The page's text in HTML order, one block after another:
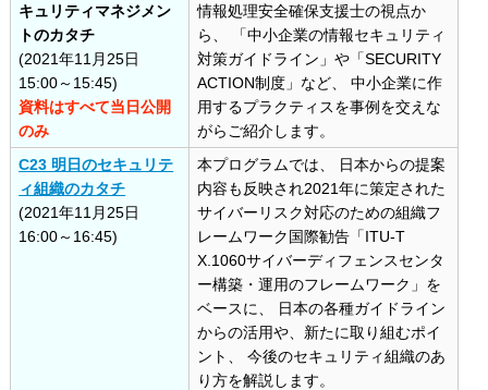
キュリティマネジメン
トのカタチ
(2021年11月25日
15:00～15:45)
資料はすべて当日公開
のみ
情報処理安全確保支援士の視点か
ら、 「中小企業の情報セキュリティ
対策ガイドライン」や「SECURITY
ACTION制度」など、 中小企業に作
用するプラクティスを事例を交えな
がらご紹介します。
C23 明日のセキュリテ
ィ組織のカタチ
(2021年11月25日
16:00～16:45)
本プログラムでは、 日本からの提案
内容も反映され2021年に策定された
サイバーリスク対応のための組織フ
レームワーク国際勧告「ITU-T
X.1060サイバーディフェンスセンタ
ー構築・運用のフレームワーク」を
ベースに、 日本の各種ガイドライン
からの活用や、新たに取り組むポイ
ント、 今後のセキュリティ組織のあ
り方を解説します。